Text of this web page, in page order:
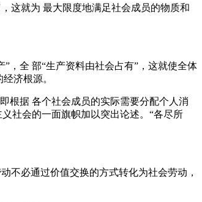
这就为 最大限度地满足社会成员的物质和
，全 部“生产资料由社会占有”，这就使全体
济根源。
根据 各个社会成员的实际需要分配个人消
社会的一面旗帜加以突出论述。“各尽所
不必通过价值交换的方式转化为社会劳动，